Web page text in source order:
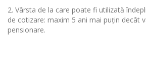
Vârsta de la care poate fi utilizată
de cotizare: maxim 5 ani mai puțin decât
pensionare.